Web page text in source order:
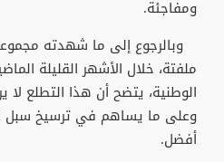
ومفاجئة.
وبالرجوع إلى ما شهدته
ملفتة، خلال الأشهر القليلة
الوطنية، يتضح أن هذا التطلع لا
وعلى ما يساهم في ترسيخ سبل
أفضل.